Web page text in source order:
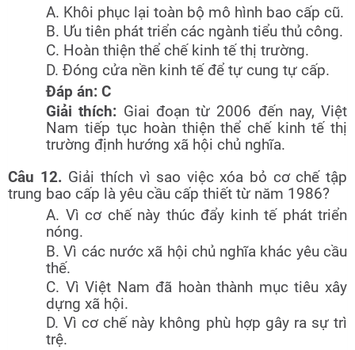
A. Khôi phục lại toàn bộ mô hình bao cấp cũ.
B. Ưu tiên phát triển các ngành tiểu thủ công.
C. Hoàn thiện thể chế kinh tế thị trường.
D. Đóng cửa nền kinh tế để tự cung tự cấp.
Đáp án: C
Giải thích: Giai đoạn từ 2006 đến nay, Việt
Nam tiếp tục hoàn thiện thể chế kinh tế thị
trường định hướng xã hội chủ nghĩa.
Câu 12. Giải thích vì sao việc xóa bỏ cơ chế tập
trung bao cấp là yêu cầu cấp thiết từ năm 1986?
A. Vì cơ chế này thúc đẩy kinh tế phát triển
nóng.
B. Vì các nước xã hội chủ nghĩa khác yêu cầu
thế.
C. Vì Việt Nam đã hoàn thành mục tiêu xây
dựng xã hội.
D. Vì cơ chế này không phù hợp gây ra sự trì
trệ.